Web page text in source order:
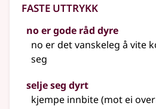
Faste uttrykk
no er gode råd dyre
no er det vanskeleg å vite
seg
selje seg dyrt
kjempe innbite (mot ei